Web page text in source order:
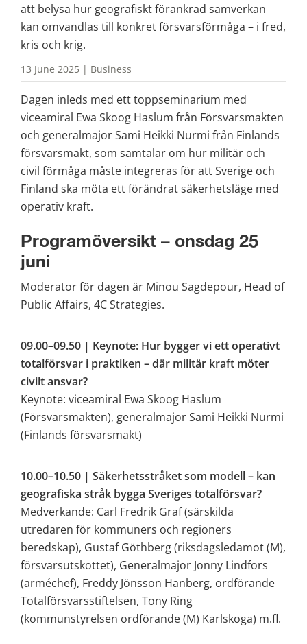
att belysa hur geografiskt förankrad samverkan
kan omvandlas till konkret försvarsförmåga – i fred,
kris och krig.
13 June 2025 | Business
Dagen inleds med ett toppseminarium med
viceamiral Ewa Skoog Haslum från Försvarsmakten
och generalmajor Sami Heikki Nurmi från Finlands
försvarsmakt, som samtalar om hur militär och
civil förmåga måste integreras för att Sverige och
Finland ska möta ett förändrat säkerhetsläge med
operativ kraft.
Programöversikt – onsdag 25
juni
Moderator för dagen är Minou Sagdepour, Head of
Public Affairs, 4C Strategies.
09.00–09.50 | Keynote: Hur bygger vi ett operativt
totalförsvar i praktiken – där militär kraft möter
civilt ansvar?
Keynote: viceamiral Ewa Skoog Haslum
(Försvarsmakten), generalmajor Sami Heikki Nurmi
(Finlands försvarsmakt)
10.00–10.50 | Säkerhetsstråket som modell – kan
geografiska stråk bygga Sveriges totalförsvar?
Medverkande: Carl Fredrik Graf (särskilda
utredaren för kommuners och regioners
beredskap), Gustaf Göthberg (riksdagsledamot (M),
försvarsutskottet), Generalmajor Jonny Lindfors
(arméchef), Freddy Jönsson Hanberg, ordförande
Totalförsvarsstiftelsen, Tony Ring
(kommunstyrelsen ordförande (M) Karlskoga) m.fl.